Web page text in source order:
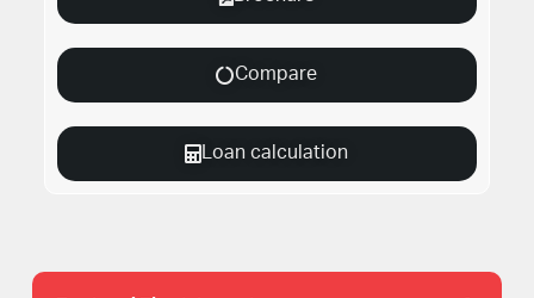
Compare
Loan calculation